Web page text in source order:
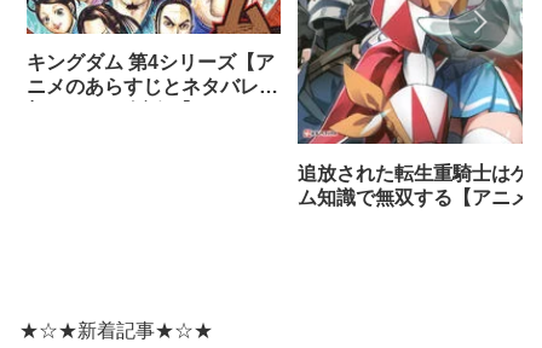
キングダム 第4シリーズ【ア
ニメのあらすじとネタバレ感
追放された転生重騎士はゲ
ム知識で無双する【アニメ
★☆★新着記事★☆★